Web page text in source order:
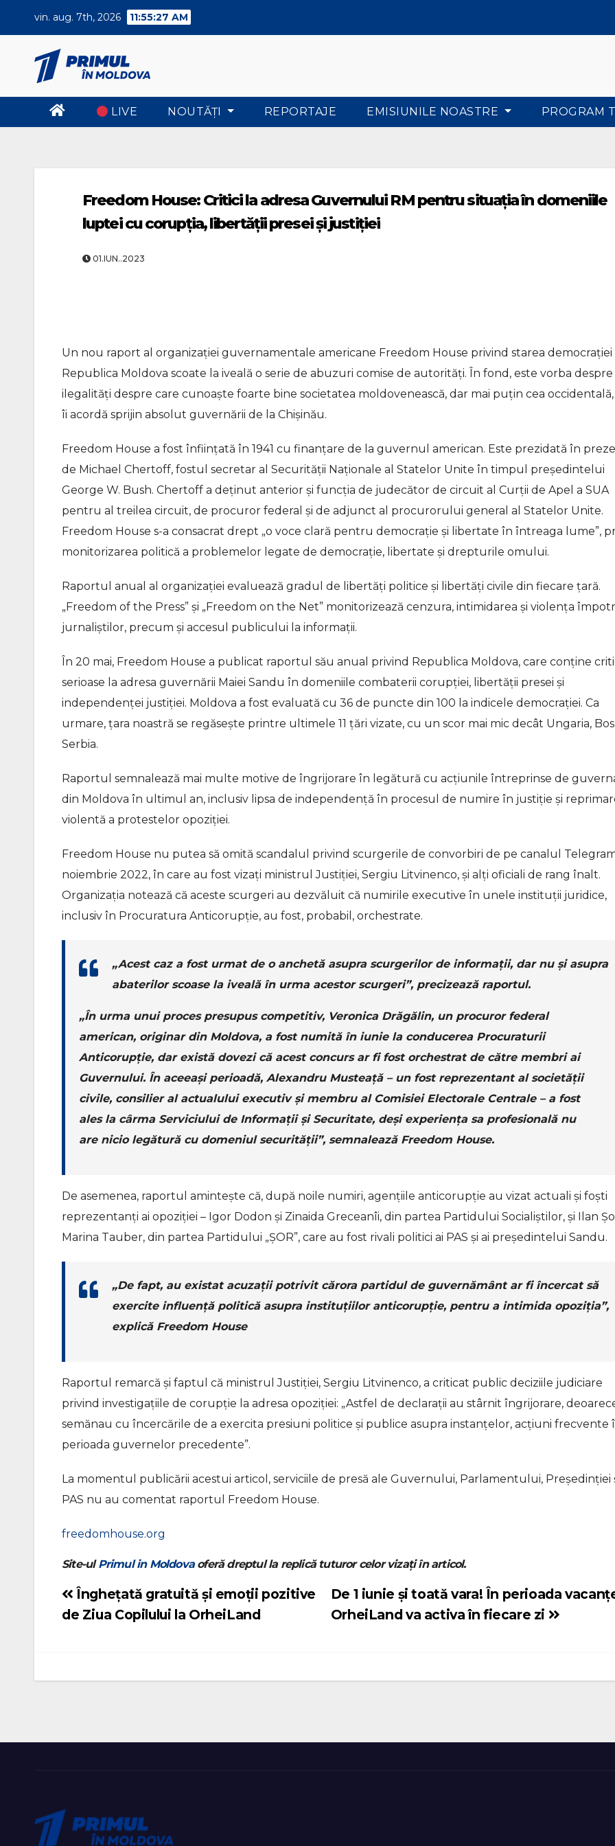
vin. aug. 7th, 2026 11:55:27 AM
LIVE NOUTĂŢI REPORTAJE EMISIUNILE NOASTRE PROGRAM
Freedom House: Critici la adresa Guvernului RM pentru situația în domeniile
luptei cu corupția, libertății presei și justiției
01.IUN..2023
Un nou raport al organizației guvernamentale americane Freedom House privind starea
Republica Moldova scoate la iveală o serie de abuzuri comise de autorități. În fond, este vorba despre
ilegalități despre care cunoaște foarte bine societatea moldovenească, dar mai puțin cea
îi acordă sprijin absolut guvernării de la Chișinău.
Freedom House a fost înființată în 1941 cu finanțare de la guvernul american. Este prezidată în
de Michael Chertoff, fostul secretar al Securității Naționale al Statelor Unite în timpul președintelui
George W. Bush. Chertoff a deținut anterior și funcția de judecător de circuit al Curții de Apel a SUA
pentru al treilea circuit, de procuror federal și de adjunct al procurorului general al Statelor Unite.
Freedom House s-a consacrat drept „o voce clară pentru democrație și libertate în întreaga lume”,
monitorizarea politică a problemelor legate de democrație, libertate și drepturile omului.
Raportul anual al organizației evaluează gradul de libertăți politice și libertăți civile din fiecare țară.
„Freedom of the Press” și „Freedom on the Net” monitorizează cenzura, intimidarea și violența
jurnaliștilor, precum și accesul publicului la informații.
În 20 mai, Freedom House a publicat raportul său anual privind Republica Moldova, care conține
serioase la adresa guvernării Maiei Sandu în domeniile combaterii corupției, libertății presei și
independenței justiției. Moldova a fost evaluată cu 36 de puncte din 100 la indicele democrației. Ca
urmare, țara noastră se regăsește printre ultimele 11 țări vizate, cu un scor mai mic decât Ungaria,
Serbia.
Raportul semnalează mai multe motive de îngrijorare în legătură cu acțiunile întreprinse de
din Moldova în ultimul an, inclusiv lipsa de independență în procesul de numire în justiție și
violentă a protestelor opoziției.
Freedom House nu putea să omită scandalul privind scurgerile de convorbiri de pe canalul
noiembrie 2022, în care au fost vizați ministrul Justiției, Sergiu Litvinenco, și alți oficiali de rang înalt.
Organizația notează că aceste scurgeri au dezvăluit că numirile executive în unele instituții juridice,
inclusiv în Procuratura Anticorupție, au fost, probabil, orchestrate.
„Acest caz a fost urmat de o anchetă asupra scurgerilor de informații, dar nu și asupra
abaterilor scoase la iveală în urma acestor scurgeri”, precizează raportul.
„În urma unui proces presupus competitiv, Veronica Drăgălin, un procuror federal
american, originar din Moldova, a fost numită în iunie la conducerea Procuraturii
Anticorupție, dar există dovezi că acest concurs ar fi fost orchestrat de către membri ai
Guvernului. În aceeași perioadă, Alexandru Musteață – un fost reprezentant al societății
civile, consilier al actualului executiv și membru al Comisiei Electorale Centrale – a fost
ales la cârma Serviciului de Informații și Securitate, deși experiența sa profesională nu
are nicio legătură cu domeniul securității”, semnalează Freedom House.
De asemenea, raportul amintește că, după noile numiri, agențiile anticorupție au vizat actuali și foști
reprezentanți ai opoziției – Igor Dodon și Zinaida Greceanîi, din partea Partidului Socialiștilor, și Ilan
Marina Tauber, din partea Partidului „ȘOR”, care au fost rivali politici ai PAS și ai președintelui Sandu.
„De fapt, au existat acuzații potrivit cărora partidul de guvernământ ar fi încercat să
exercite influență politică asupra instituțiilor anticorupție, pentru a intimida opoziția”,
explică Freedom House
Raportul remarcă și faptul că ministrul Justiției, Sergiu Litvinenco, a criticat public deciziile judiciare
privind investigațiile de corupție la adresa opoziției: „Astfel de declarații au stârnit îngrijorare,
semănau cu încercările de a exercita presiuni politice și publice asupra instanțelor, acțiuni frecvente
perioada guvernelor precedente”.
La momentul publicării acestui articol, serviciile de presă ale Guvernului, Parlamentului, Președinției
PAS nu au comentat raportul Freedom House.
freedomhouse.org
Site-ulPrimul in Moldovaoferă dreptul la replică tuturor celor vizați în articol.
Navigare
în
De 1 iunie și toată vara! În perioada
OrheiLand va activa în fiecare zi
Înghețată gratuită și emoții pozitive
de Ziua Copilului la OrheiLand